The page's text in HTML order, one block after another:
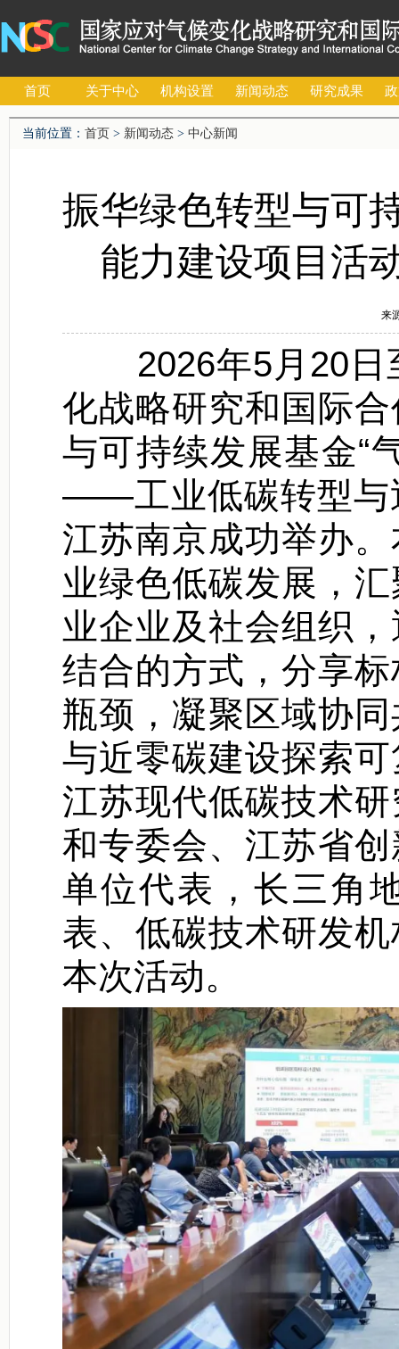
首页 关于中心 机构设置 新闻动态 研究成果
当前位置： 首页 > 新闻动态> 中心新闻
振华绿色转型与可
能力建设项目活
来
2026年5月20日
化战略研究和国际
与可持续发展基金“
——工业低碳转型与
江苏南京成功举办
业绿色低碳发展，
业企业及社会组织
结合的方式，分享
瓶颈，凝聚区域协
与近零碳建设探索
江苏现代低碳技术
和专委会、江苏省
单位代表，长三角
表、低碳技术研发
本次活动。